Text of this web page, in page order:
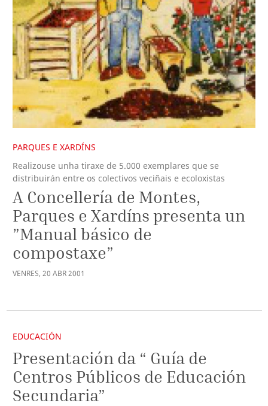
PARQUES E XARDÍNS
Realizouse unha tiraxe de 5.000 exemplares que se
distribuirán entre os colectivos veciñais e ecoloxistas
A Concellería de Montes,
Parques e Xardíns presenta un
”Manual básico de
compostaxe”
VENRES, 20 ABR2001
EDUCACIÓN
Presentación da “ Guía de
Centros Públicos de Educación
Secundaria”